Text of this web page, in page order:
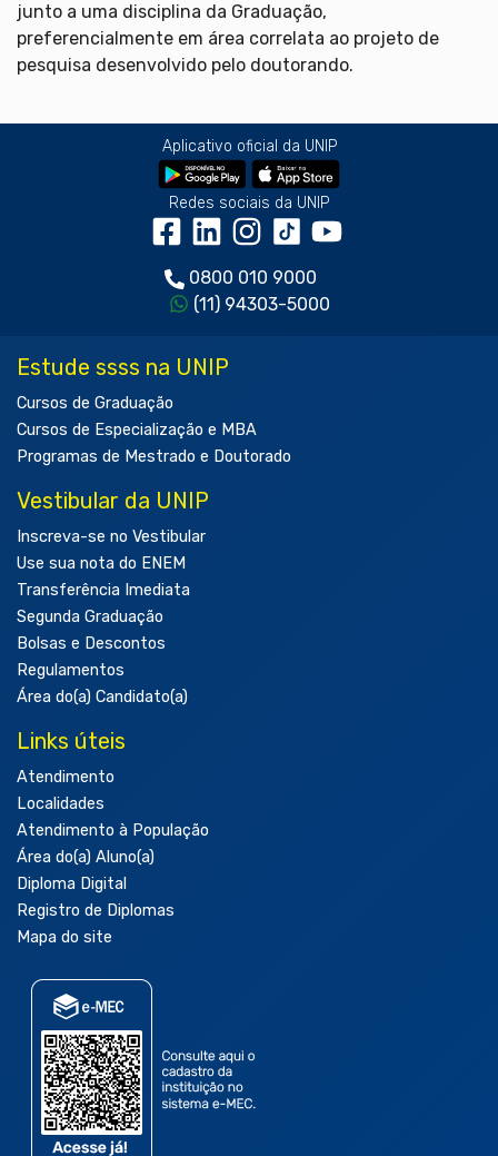
junto a uma disciplina da Graduação,
preferencialmente em área correlata ao projeto de
pesquisa desenvolvido pelo doutorando.
Aplicativo oficial da UNIP
Redes sociais da UNIP
0800 010 9000
(11) 94303-5000
Estude ssss na UNIP
Cursos de Graduação
Cursos de Especialização e MBA
Programas de Mestrado e Doutorado
Vestibular da UNIP
Inscreva-se no Vestibular
Use sua nota do ENEM
Transferência Imediata
Segunda Graduação
Bolsas e Descontos
Regulamentos
Área do(a) Candidato(a)
Links úteis
Atendimento
Localidades
Atendimento à População
Área do(a) Aluno(a)
Diploma Digital
Registro de Diplomas
Mapa do site